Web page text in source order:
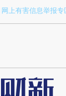
网上有害信息举报专